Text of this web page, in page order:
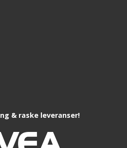
& raske leveranser!